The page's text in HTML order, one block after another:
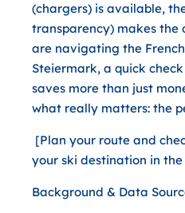
(chargers) is available,
transparency) makes the
are navigating the
Steiermark, a quick
saves more than just
what really matters: the
[Plan your route and
your ski destination in
Background & Data